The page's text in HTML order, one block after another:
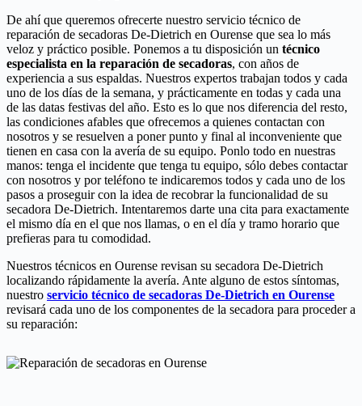
De ahí que queremos ofrecerte nuestro servicio técnico de
reparación de secadoras De-Dietrich en Ourense que sea lo más
veloz y práctico posible. Ponemos a tu disposición un técnico
especialista en la reparación de secadoras, con años de
experiencia a sus espaldas. Nuestros expertos trabajan todos y cada
uno de los días de la semana, y prácticamente en todas y cada una
de las datas festivas del año. Esto es lo que nos diferencia del resto,
las condiciones afables que ofrecemos a quienes contactan con
nosotros y se resuelven a poner punto y final al inconveniente que
tienen en casa con la avería de su equipo. Ponlo todo en nuestras
manos: tenga el incidente que tenga tu equipo, sólo debes contactar
con nosotros y por teléfono te indicaremos todos y cada uno de los
pasos a proseguir con la idea de recobrar la funcionalidad de su
secadora De-Dietrich. Intentaremos darte una cita para exactamente
el mismo día en el que nos llamas, o en el día y tramo horario que
prefieras para tu comodidad.
Nuestros técnicos en Ourense revisan su secadora De-Dietrich
localizando rápidamente la avería. Ante alguno de estos síntomas,
nuestro servicio técnico de secadoras De-Dietrich en Ourense
revisará cada uno de los componentes de la secadora para proceder a
su reparación: